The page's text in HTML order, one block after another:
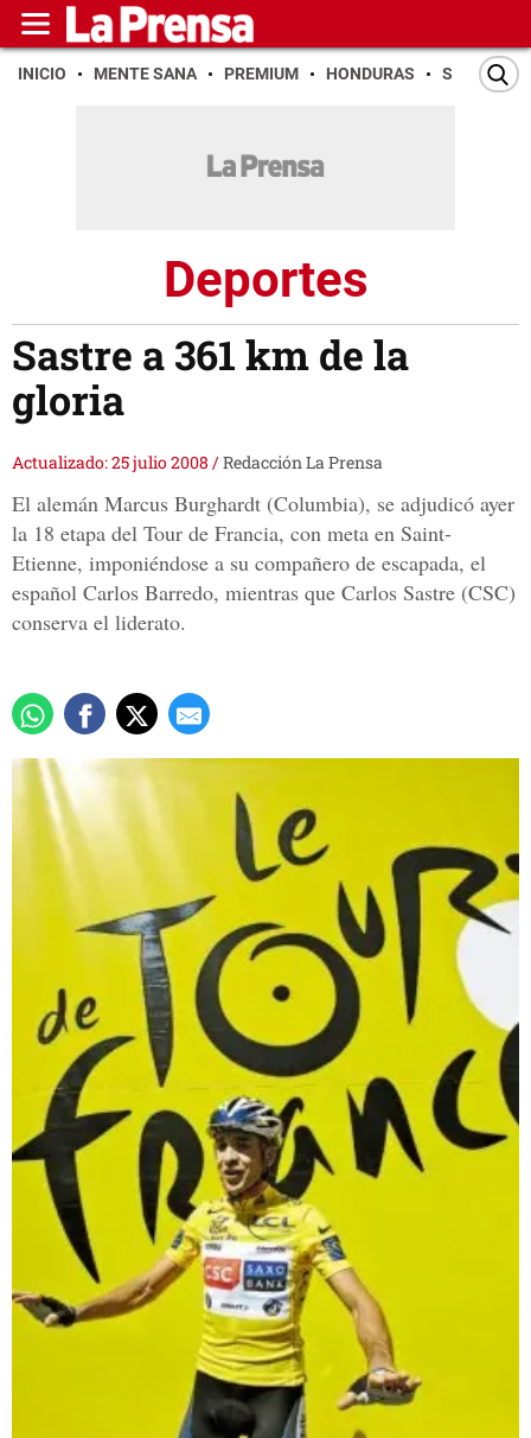
INICIO MENTE SANA PREMIUM HONDURAS SAN PEDRO
Deportes
Sastre a 361 km de la
gloria
Actualizado: 25 julio 2008 /Redacción La Prensa
El alemán Marcus Burghardt (Columbia), se adjudicó ayer
la 18 etapa del Tour de Francia, con meta en Saint-
Etienne, imponiéndose a su compañero de escapada, el
español Carlos Barredo, mientras que Carlos Sastre (CSC)
conserva el liderato.